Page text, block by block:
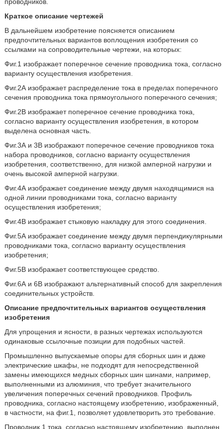
Краткое описание чертежей
В дальнейшем изобретение поясняется описанием
предпочтительных вариантов воплощения изобретения со
ссылками на сопроводительные чертежи, на которых:
Фиг.1 изображает поперечное сечение проводника тока, согласно
варианту осуществления изобретения.
Фиг.2А изображает распределение тока в пределах поперечного
сечения проводника тока прямоугольного поперечного сечения;
Фиг.2В изображает поперечное сечение проводника тока,
согласно варианту осуществления изобретения, в котором
выделена основная часть.
Фиг.3А и 3В изображают поперечное сечение проводников тока
набора проводников, согласно варианту осуществления
изобретения, соответственно, для низкой амперной нагрузки и
очень высокой амперной нагрузки.
Фиг.4А изображает соединение между двумя находящимися на
одной линии проводниками тока, согласно варианту
осуществления изобретения;
Фиг.4В изображает стыковую накладку для этого соединения.
Фиг.5А изображает соединение между двумя перпендикулярными
проводниками тока, согласно варианту осуществления
изобретения;
Фиг.5В изображает соответствующее средство.
Фиг.6А и 6В изображают альтернативный способ для закрепления
соединительных устройств.
Описание предпочтительных вариантов осуществления
изобретения
Для упрощения и ясности, в разных чертежах используются
одинаковые ссылочные позиции для подобных частей.
Промышленно выпускаемые опоры для сборных шин и даже
электрические шкафы, не подходят для непосредственной
замены имеющихся медных сборных шин шинами, например,
выполненными из алюминия, что требует значительного
увеличения поперечных сечений проводников. Профиль
проводника, согласно настоящему изобретению, изображенный,
в частности, на фиг.1, позволяет удовлетворить это требование.
Проводник 1 тока, согласно настоящему изобретению, выполнен